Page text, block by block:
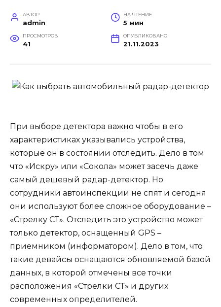
АВТОР
admin
НА ЧТЕНИЕ
5 мин
ПРОСМОТРОВ
41
ОПУБЛИКОВАНО
21.11.2023
При выборе детектора важно чтобы в его
характеристиках указывались устройства,
которые он в состоянии отследить. Дело в том
что «Искру» или «Сокола» может засечь даже
самый дешевый радар-детектор. Но
сотрудники автоинспекции не спят и сегодня
они используют более сложное оборудование –
«Стрелку СТ». Отследить это устройство может
только детектор, оснащенный GPS –
приемником (информатором). Дело в том, что
такие девайсы оснащаются обновляемой базой
данных, в которой отмечены все точки
расположения «Стрелки СТ» и других
современных определителей.